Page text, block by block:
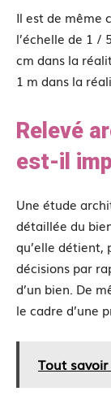
Il est de même
l’échelle de 1 /
cm dans la
1 m dans la
Relevé
est-il
Une étude
détaillée du
qu’elle détient,
décisions par
d’un bien. De
le cadre d’une
Tout